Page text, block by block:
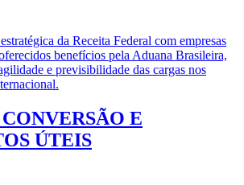
da Receita Federal com empresas
benefícios pela Aduana Brasileira,
e previsibilidade das cargas nos
E
ÚTEIS